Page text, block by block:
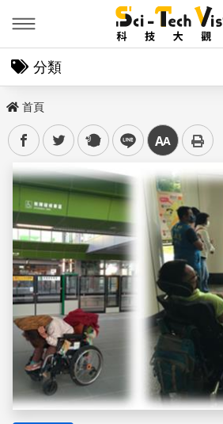
分類
首頁
facebooktwitter plurk line 中